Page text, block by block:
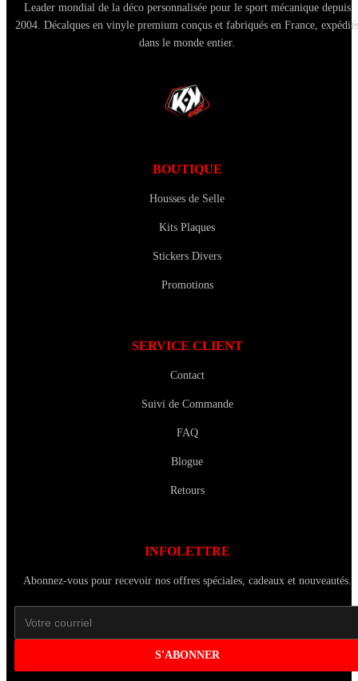
Leader mondial de la déco personnalisée pour le sport mécanique depuis
2004. Décalques en vinyle premium conçus et fabriqués en France,
dans le monde entier.
BOUTIQUE
Housses de Selle
Kits Plaques
Stickers Divers
Promotions
SERVICE CLIENT
Contact
Suivi de Commande
FAQ
Blogue
Retours
INFOLETTRE
Abonnez-vous pour recevoir nos offres spéciales, cadeaux et nouveautés.
S'ABONNER